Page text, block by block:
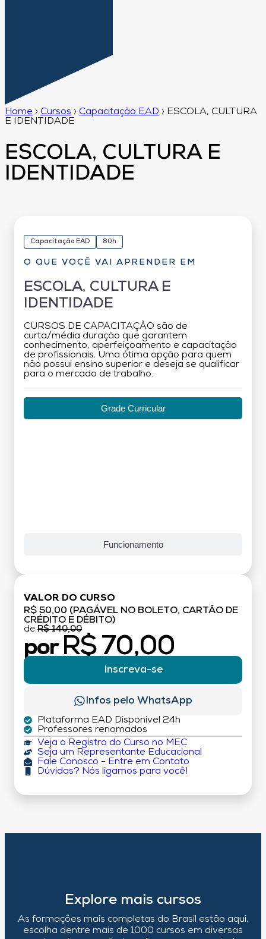
Home › Cursos › Capacitação EAD › ESCOLA, CULTURA
E IDENTIDADE
ESCOLA, CULTURA E
IDENTIDADE
Capacitação EAD 80h
O QUE VOCÊ VAI APRENDER EM
ESCOLA, CULTURA E
IDENTIDADE
CURSOS DE CAPACITAÇÃO são de
curta/média duração que garantem
conhecimento, aperfeiçoamento e capacitação
de profissionais. Uma ótima opção para quem
não possui ensino superior e deseja se qualificar
para o mercado de trabalho.
Grade Curricular
Funcionamento
VALOR DO CURSO
R$ 50,00 (PAGÁVEL NO BOLETO, CARTÃO DE
CRÉDITO E DÉBITO)
de R$ 140,00
por R$ 70,00
Inscreva-se
Infos pelo WhatsApp
Plataforma EAD Disponível 24h
Professores renomados
Veja o Registro do Curso no MEC
Seja um Representante Educacional
Fale Conosco - Entre em Contato
Dúvidas? Nós ligamos para você!
Explore mais cursos
As formações mais completas do Brasil estão aqui,
escolha dentre mais de 1000 cursos em diversas